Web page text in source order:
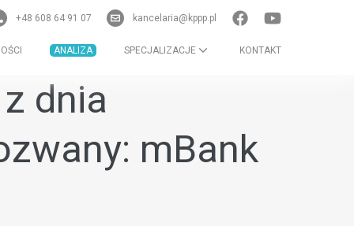
+48 608 64 91 07 kancelaria@kppp.pl
ANALIZA SPECJALIZACJE KONTAKT
dnia
mBank